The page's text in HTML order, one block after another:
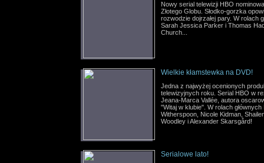
Nowy serial telewizji HBO
Złotego Globu. Słodko-gorzka
rozwodzie dojrzałej pary. W rolach
Sarah Jessica Parker i Thomas
Church...
Wielkie kłamstewka na DVD!
Jedna z najwyżej ocenionych
telewizyjnych roku. Serial HBO w
Jeana-Marca Vallée, autora
"Witaj w klubie". W rolach głównych
Witherspoon, Nicole Kidman,
Woodley i Alexander Skarsgård!
Serialowe lato!